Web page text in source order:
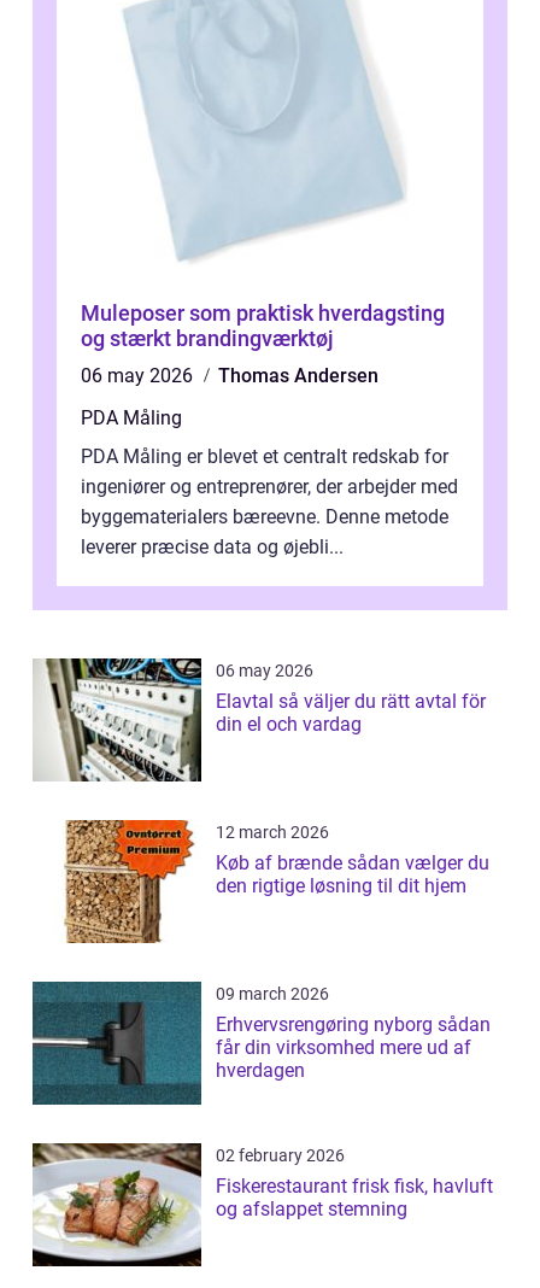
Muleposer som praktisk hverdagsting
og stærkt brandingværktøj
06 may 2026
Thomas Andersen
PDA Måling
PDA Måling er blevet et centralt redskab for
ingeniører og entreprenører, der arbejder med
byggematerialers bæreevne. Denne metode
leverer præcise data og øjebli...
06 may 2026
Elavtal så väljer du rätt avtal för
din el och vardag
12 march 2026
Køb af brænde sådan vælger du
den rigtige løsning til dit hjem
09 march 2026
Erhvervsrengøring nyborg sådan
får din virksomhed mere ud af
hverdagen
02 february 2026
Fiskerestaurant frisk fisk, havluft
og afslappet stemning